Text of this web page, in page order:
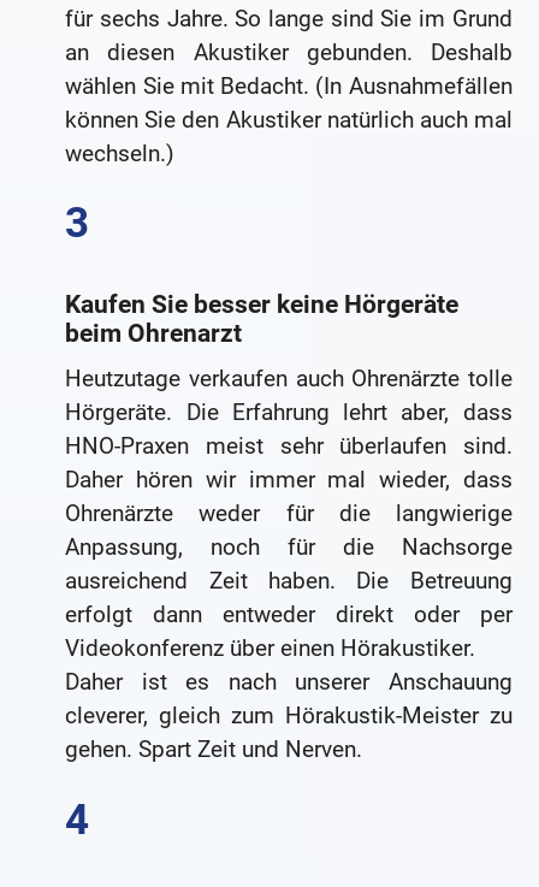
für sechs Jahre. So lange sind Sie im Grund
an diesen Akustiker gebunden. Deshalb
wählen Sie mit Bedacht. (In Ausnahmefällen
können Sie den Akustiker natürlich auch mal
wechseln.)
Kaufen Sie besser keine Hörgeräte
beim Ohrenarzt
Heutzutage verkaufen auch Ohrenärzte tolle
Hörgeräte. Die Erfahrung lehrt aber, dass
HNO-Praxen meist sehr überlaufen sind.
Daher hören wir immer mal wieder, dass
Ohrenärzte weder für die langwierige
Anpassung, noch für die Nachsorge
ausreichend Zeit haben. Die Betreuung
erfolgt dann entweder direkt oder per
Videokonferenz über einen Hörakustiker.
Daher ist es nach unserer Anschauung
cleverer, gleich zum Hörakustik-Meister zu
gehen. Spart Zeit und Nerven.